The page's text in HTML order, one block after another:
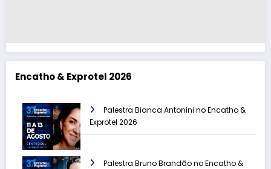
Encatho & Exprotel 2026
Palestra Bianca Antonini no Encatho &
Exprotel 2026
Palestra Bruno Brandão no Encatho &